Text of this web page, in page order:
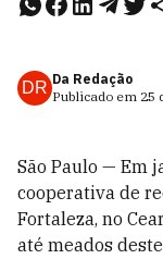
DR Da Redação
Publicado em 25
São Paulo — Em
cooperativa de
Fortaleza, no
até meados